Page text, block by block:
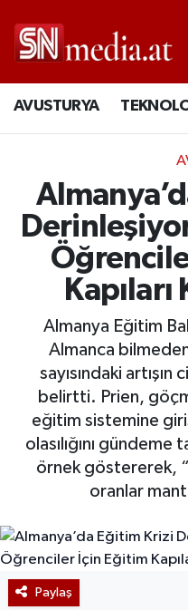
AVUSTURYA
Almanya Eğitim
Almanca
sayısındaki artışın
belirtti. Prien,
eğitim sistemine
olasılığını gündeme
örnek göstererek,
oranlar
Paylaş